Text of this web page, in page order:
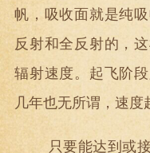
帆，吸收面就是纯
反射和全反射的，
辐射速度。起飞阶
几年也无所谓，速度
只要能达到或